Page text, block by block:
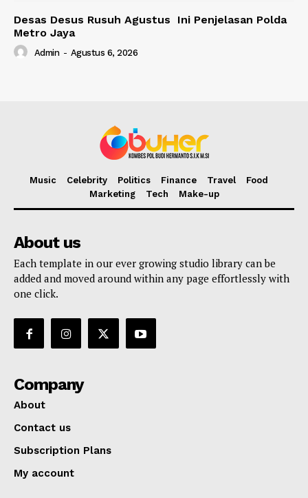
Desas Desus Rusuh Agustus Ini Penjelasan Polda
Metro Jaya
Admin - Agustus 6, 2026
Music Celebrity Politics Finance Travel
Food
Marketing
Tech Make-up
About us
Each template in our ever growing studio library can be
added and moved around within any page effortlessly with
one click.
Company
About
Contact us
Subscription Plans
My account